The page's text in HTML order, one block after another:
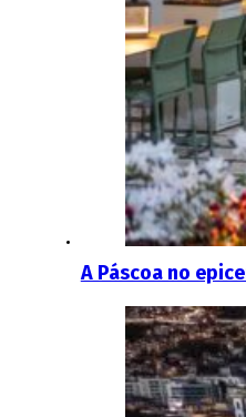
A Páscoa no